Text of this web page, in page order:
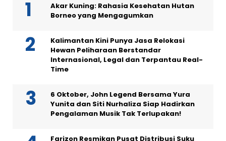
Akar Kuning: Rahasia Kesehatan Hutan
Borneo yang Mengagumkan
Kalimantan Kini Punya Jasa Relokasi
Hewan Peliharaan Berstandar
Internasional, Legal dan Terpantau Real-
Time
6 Oktober, John Legend Bersama Yura
Yunita dan Siti Nurhaliza Siap Hadirkan
Pengalaman Musik Tak Terlupakan!
Farizon Resmikan Pusat Distribusi Suku